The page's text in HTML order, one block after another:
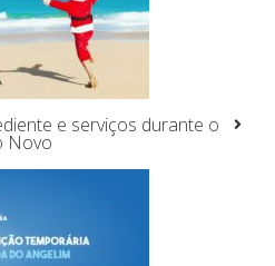
e serviços durante o
Novo